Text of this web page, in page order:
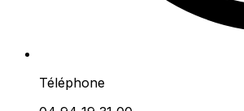
Téléphone